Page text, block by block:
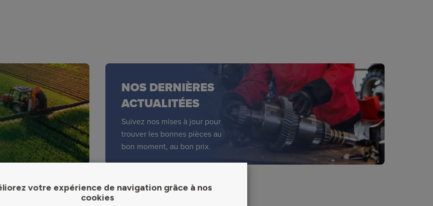
NOS DERNIÈRES
ACTUALITÉES
Suivez nos mises à jour pour
trouver les bonnes pièces au
bon moment, au bon prix.
votre expérience de navigation grâce à nos
cookies